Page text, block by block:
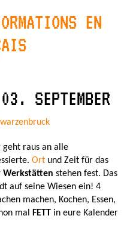
EN
SEPTEMBER
geht raus an alle
Ort und Zeit für das
Werkstätten stehen fest. Das
auf seine Wiesen ein! 4
machen, Kochen, Essen,
mal FETT in eure Kalender